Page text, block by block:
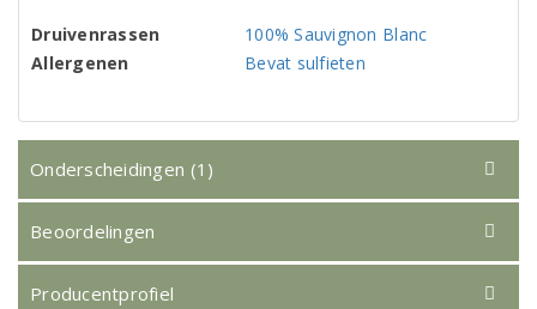
Druivenrassen
100% Sauvignon Blanc
Allergenen
Bevat sulfieten
Onderscheidingen (1)
Beoordelingen
Producentprofiel